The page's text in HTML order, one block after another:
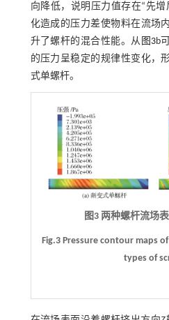
向降低，说明压力值存在“先
化造成的压力差使物料在流场
升了螺杆的混合性能。从 图3b
的压力呈稳定的规律性变化，
式单螺杆。
图3 两种螺杆流场
Fig.3 Pressure contour maps
types of